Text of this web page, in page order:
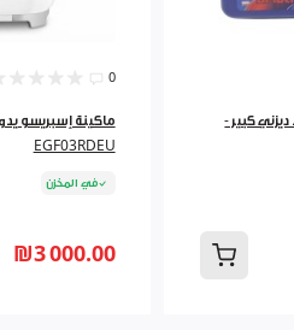
كبير -
0
EGF03RDEU
في المخزن
₪3 000.00